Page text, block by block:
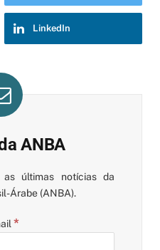
LinkedIn
ANBA
as últimas notícias da
Árabe (ANBA).
*